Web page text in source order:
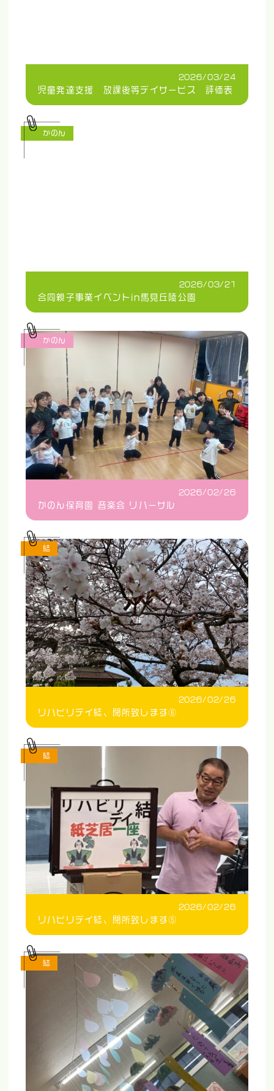
2026/03/24
児童発達支援 放課後等デイサービス 評価表
2026/03/21
合同親子事業イベントin馬見丘陵公園
かのん
2026/02/26
かのん保育園 音楽会 リハーサル
かのん
2026/02/26
リハビリデイ結、閉所致します⑥
結
2026/02/26
リハビリデイ結、閉所致します⑤
結
結